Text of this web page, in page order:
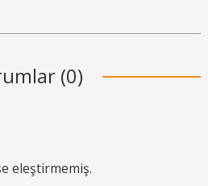
(0)
eleştirmemiş.